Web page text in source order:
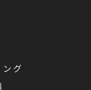
グ